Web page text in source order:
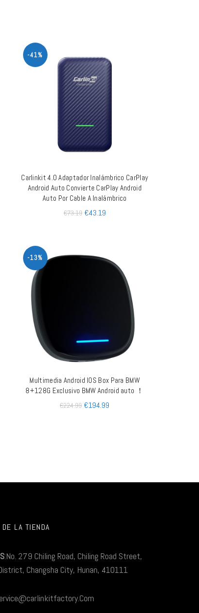
-41%
AÑADIR AL CARRITO
Carlinkit 4.0 Adaptador Inalámbrico CarPlay
Android Auto Convierte CarPlay Android
Auto Por Cable A Inalámbrico
€73.19 €43.19
-13%
AÑADIR AL CARRITO
Multimedia Android IOS Box Para BMW
8+128G Exclusivo BMW Android auto ！
€224.99 €194.99
DE LA TIENDA
:No. 279 Chiling Road, Chiling Road Street,
Changsha City, Hunan, 410111